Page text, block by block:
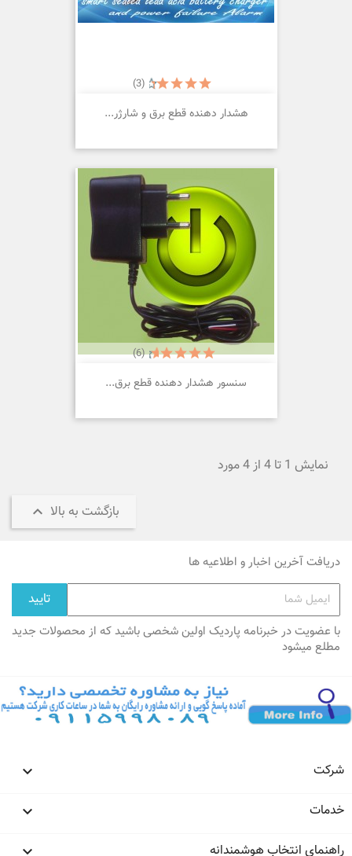
هشدار دهنده قطع برق و شارژر...
(3)
سنسور هشدار دهنده قطع برق...
(6)
نمایش 1 تا 4 از 4 مورد
بازگشت به بالا 
دریافت آخرین اخبار و اطلاعیه ها
با عضویت در خبرنامه پاردیک اولین شخصی باشید که از محصولات جدید
مطلع میشود
شرکت 
خدمات 
راهنمای انتخاب هوشمندانه 